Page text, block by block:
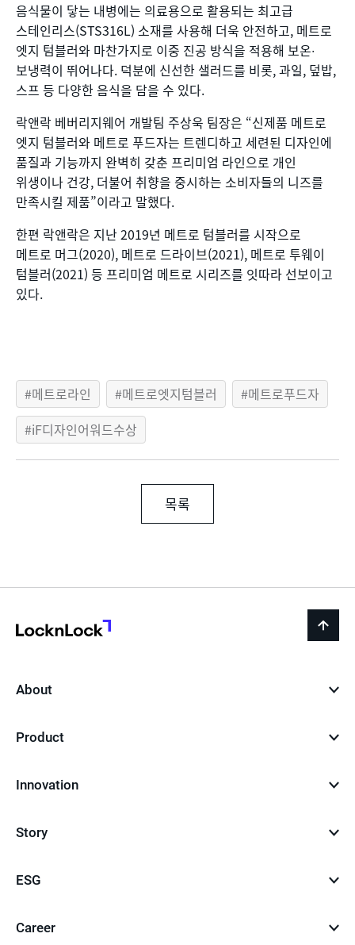
음식물이 닿는 내병에는 의료용으로 활용되는 최고급
스테인리스(STS316L) 소재를 사용해 더욱 안전하고, 메트로
엣지 텀블러와 마찬가지로 이중 진공 방식을 적용해 보온∙
보냉력이 뛰어나다. 덕분에 신선한 샐러드를 비롯, 과일, 덮밥,
스프 등 다양한 음식을 담을 수 있다.
락앤락 베버리지웨어 개발팀 주상욱 팀장은 “신제품 메트로
엣지 텀블러와 메트로 푸드자는 트렌디하고 세련된 디자인에
품질과 기능까지 완벽히 갖춘 프리미엄 라인으로 개인
위생이나 건강, 더불어 취향을 중시하는 소비자들의 니즈를
만족시킬 제품”이라고 말했다.
한편 락앤락은 지난 2019년 메트로 텀블러를 시작으로
메트로 머그(2020), 메트로 드라이브(2021), 메트로 투웨이
텀블러(2021) 등 프리미엄 메트로 시리즈를 잇따라 선보이고
있다.
메트로라인 메트로엣지텀블러
메트로푸드자
iF디자인어워드수상
목록
back
About
Product
Innovation
Story
ESG
Career